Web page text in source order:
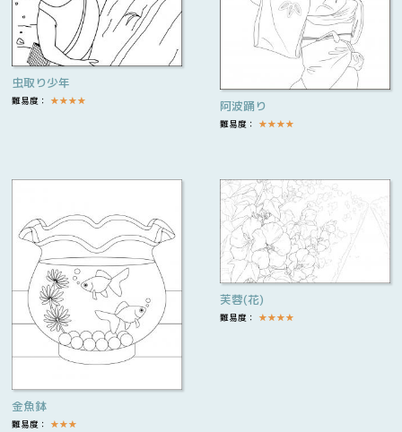
虫取り少年
難易度： ★★★★ 阿波踊り
難易度： ★★★★
金魚鉢
難易度： ★★★
芙蓉(花)
難易度： ★★★★